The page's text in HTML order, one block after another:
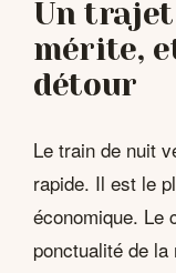
Un
mérite,
détour
Le train de nuit
rapide. Il est le
économique. Le
ponctualité de